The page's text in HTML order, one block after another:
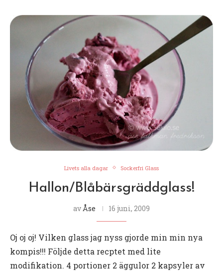
Livets alla dagar Sockerfri Glass
Hallon/Blåbärsgräddglass!
av Åse 16 juni, 2009
Oj oj oj! Vilken glass jag nyss gjorde min min nya
kompis!!! Följde detta recptet med lite
modifikation. 4 portioner 2 äggulor 2 kapsyler av